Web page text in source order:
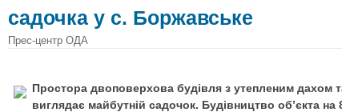
садочка у с. Боржавське
Прес-центр ОДА
Простора двоповерхова будівля з утепленим дахом
виглядає майбутній садочок. Будівництво об’єкта